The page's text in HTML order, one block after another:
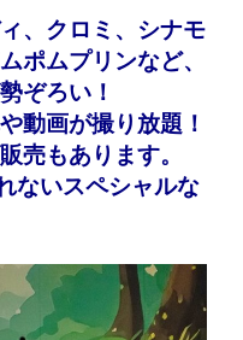
、クロミ、シナモ
ポムプリンなど、
ぞろい！
動画が撮り放題！
売もあります。
ないスペシャルな